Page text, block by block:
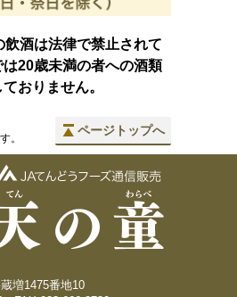
飲酒は法律で禁止されて
20歳未満の者への酒類
おりません。
。
ページトップへ
増1475番地10